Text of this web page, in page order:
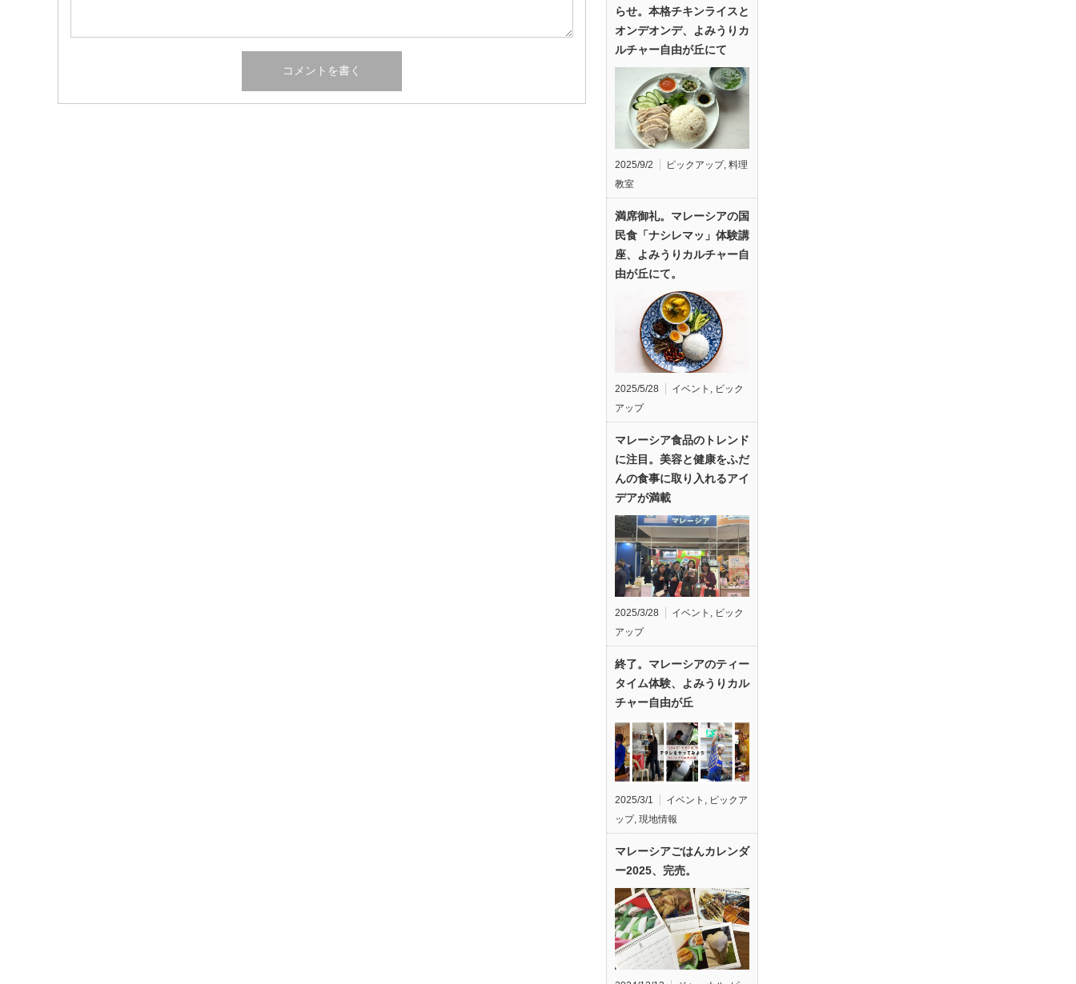
らせ。本格チキンライスと
オンデオンデ、よみうりカ
ルチャー自由が丘にて
2025/9/2 ピックアップ, 料理
教室
満席御礼。マレーシアの国
民食「ナシレマッ」体験講
座、よみうりカルチャー自
由が丘にて。
2025/5/28 イベント , ピック
アップ
マレーシア食品のトレンド
に注目。美容と健康をふだ
んの食事に取り入れるアイ
デアが満載
2025/3/28 イベント
ピック
アップ
終了。マレーシアのティー
タイム体験、よみうりカル
チャー自由が丘
2025/3/1 イベント , ピックア
ップ, 現地情報
マレーシアごはんカレンダ
ー2025、完売。